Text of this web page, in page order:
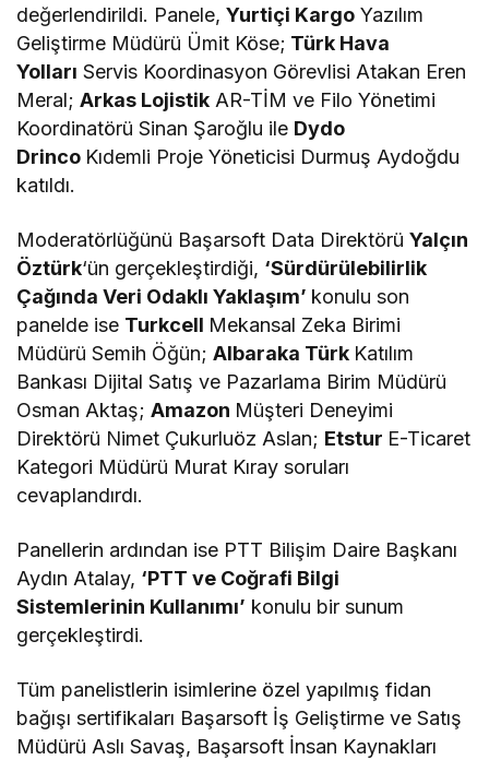
değerlendirildi. Panele,Yurtiçi Kargo Yazılım
Geliştirme Müdürü Ümit Köse; Türk Hava
Yolları Servis Koordinasyon Görevlisi Atakan Eren
Meral;Arkas Lojistik AR-TİM ve Filo Yönetimi
Koordinatörü Sinan Şaroğlu ile Dydo
Drinco Kıdemli Proje Yöneticisi Durmuş Aydoğdu
katıldı.
Moderatörlüğünü Başarsoft Data DirektörüYalçın
Öztürk‘ün gerçekleştirdiği, ‘Sürdürülebilirlik
Çağında Veri Odaklı Yaklaşım’ konulu son
panelde ise Turkcell Mekansal Zeka Birimi
Müdürü Semih Öğün;Albaraka Türk Katılım
Bankası Dijital Satış ve Pazarlama Birim Müdürü
Osman Aktaş;Amazon Müşteri Deneyimi
Direktörü Nimet Çukurluöz Aslan; Etstur E-Ticaret
Kategori Müdürü Murat Kıray soruları
cevaplandırdı.
Panellerin ardından ise PTT Bilişim Daire Başkanı
Aydın Atalay, ‘PTT ve Coğrafi Bilgi
Sistemlerinin Kullanımı’ konulu bir sunum
gerçekleştirdi.
Tüm panelistlerin isimlerine özel yapılmış fidan
bağışı sertifikaları Başarsoft İş Geliştirme ve Satış
Müdürü Aslı Savaş, Başarsoft İnsan Kaynakları